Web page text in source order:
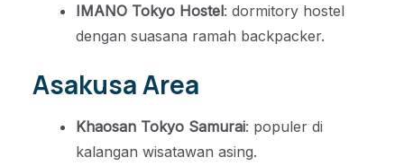
IMANO Tokyo Hostel: dormitory hostel
dengan suasana ramah backpacker.
Asakusa Area
Khaosan Tokyo Samurai: populer di
kalangan wisatawan asing.